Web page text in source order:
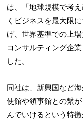
は、「地球規模で考
くビジネスを最大限
げ、世界基準での上
コンサルティング企
した。
同社は、新興国など
使館や領事館との繋
んでいけるという特